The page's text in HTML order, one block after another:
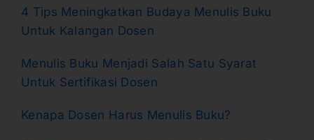
4 Tips Meningkatkan Budaya Menulis Buku
Untuk Kalangan Dosen
Menulis Buku Menjadi Salah Satu Syarat
Untuk Sertifikasi Dosen
Kenapa Dosen Harus Menulis Buku?